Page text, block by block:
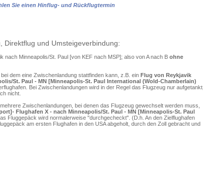
Sie einen Hinflug- und Rückflugtermin
Direktflug und Umsteigeverbindung:
nach Minneapolis/St. Paul [von KEF nach MSP]; also von A nach B ohne
dem eine Zwischenlandung stattfinden kann, z.B. ein Flug von Reykjavik
St. Paul - MN [Minneapolis-St. Paul International (Wold-Chamberlain)
Bei Zwischenlandungen wird in der Regel das Flugzeug nur aufgetankt,
nicht.
Zwischenlandungen, bei denen das Flugzeug gewechselt werden muss,
Flughafen X - nach Minneapolis/St. Paul - MN [Minneapolis-St. Paul
Fluggepäck wird normalerweise "durchgecheckt". (D.h. An den Zielflughafen
am ersten Flughafen in den USA abgeholt, durch den Zoll gebracht und